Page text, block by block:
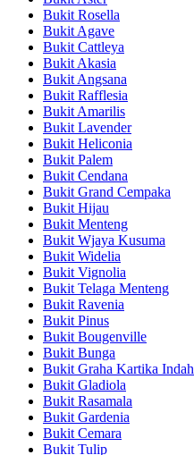
Bukit Rosella
Bukit Agave
Bukit Cattleya
Bukit Akasia
Bukit Angsana
Bukit Rafflesia
Bukit Amarilis
Bukit Lavender
Bukit Heliconia
Bukit Palem
Bukit Cendana
Bukit Grand Cempaka
Bukit Hijau
Bukit Menteng
Bukit Wjaya Kusuma
Bukit Widelia
Bukit Vignolia
Bukit Telaga Menteng
Bukit Ravenia
Bukit Pinus
Bukit Bougenville
Bukit Bunga
Bukit Graha Kartika Indah
Bukit Gladiola
Bukit Rasamala
Bukit Gardenia
Bukit Cemara
Bukit Tulip